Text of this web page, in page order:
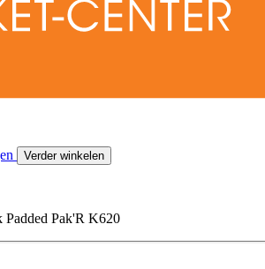
Verder winkelen
Padded Pak'R K620